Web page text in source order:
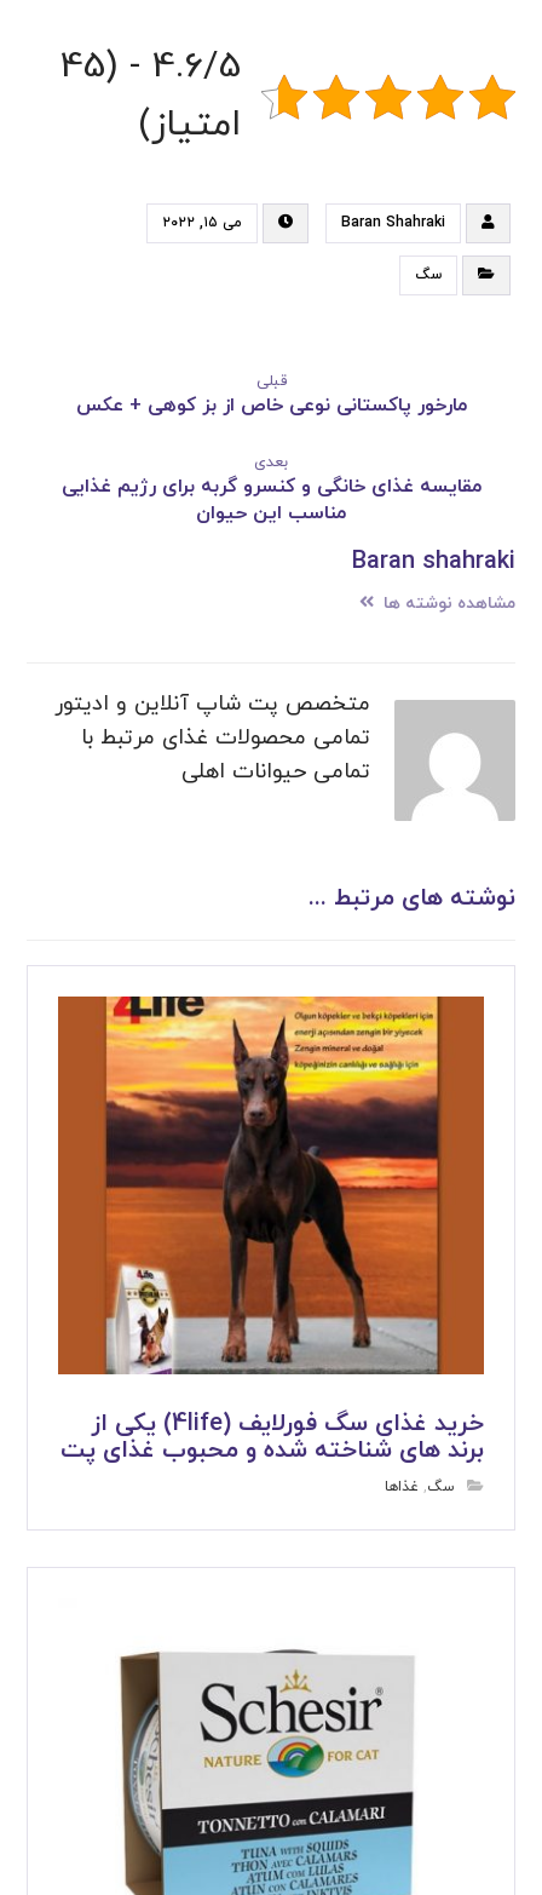
4.6/5 - (45
امتیاز)
Baran Shahraki می ۱۵, ۲۰۲۲
سگ
قبلی
مارخور پاکستانی نوعی خاص از بز کوهی + عکس
بعدی
مقایسه غذای خانگی و کنسرو گربه برای رژیم غذایی
مناسب این حیوان
Baran shahraki
مشاهده نوشته ها
متخصص پت شاپ آنلاین و ادیتور
تمامی محصولات غذای مرتبط با
تمامی حیوانات اهلی
نوشته های مرتبط ...
خرید غذای سگ فورلایف (4life) یکی از
برند های شناخته شده و محبوب غذای پت
سگ, غذاها